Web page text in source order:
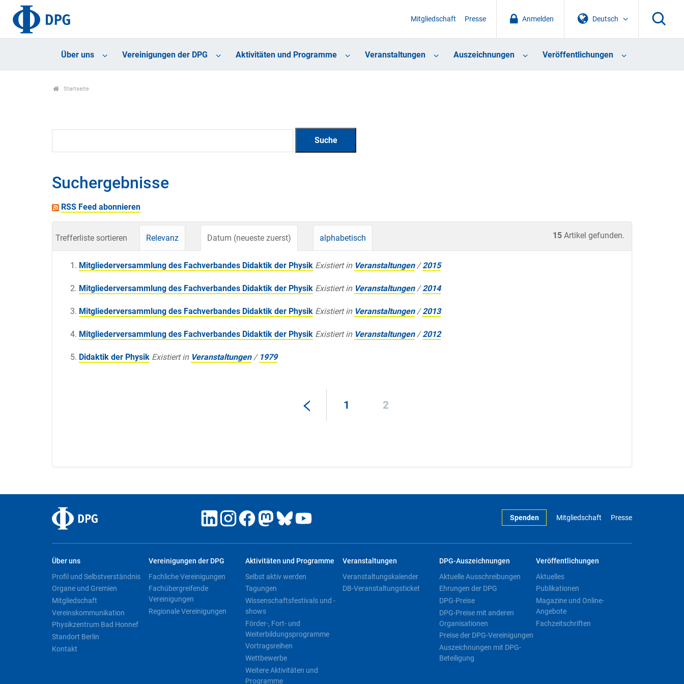
Deutsch
Anmelden
Mitgliedschaft Presse
Über uns Vereinigungen der DPG Aktivitäten und Programme Veranstaltungen Auszeichnungen Veröffentlichungen
Startseite
Suchergebnisse
RSS Feed abonnieren
15 Artikel gefunden.
Trefferliste sortieren Relevanz Datum (neueste zuerst) alphabetisch
Mitgliederversammlung des Fachverbandes Didaktik der Physik Existiert in Veranstaltungen /2015
Mitgliederversammlung des Fachverbandes Didaktik der Physik Existiert in Veranstaltungen /2014
Mitgliederversammlung des Fachverbandes Didaktik der Physik Existiert in Veranstaltungen /2013
Mitgliederversammlung des Fachverbandes Didaktik der Physik Existiert in Veranstaltungen /2012
Didaktik der Physik Existiert in Veranstaltungen / 1979
1 2
Spenden Mitgliedschaft Presse
Über uns
Profil und Selbstverständnis
Organe und Gremien
Mitgliedschaft
Vereinskommunikation
Physikzentrum Bad Honnef
Standort Berlin
Kontakt
Vereinigungen der DPG
Fachliche Vereinigungen
Fachübergreifende
Vereinigungen
Regionale Vereinigungen
Aktivitäten und Programme
Selbst aktiv werden
Tagungen
Wissenschaftsfestivals und -
shows
Förder-, Fort- und
Weiterbildungsprogramme
Vortragsreihen
Wettbewerbe
Weitere Aktivitäten und
Programme
Veranstaltungen
Veranstaltungskalender
DB-Veranstaltungsticket
DPG-Auszeichnungen
Aktuelle Ausschreibungen
Ehrungen der DPG
DPG-Preise
DPG-Preise mit anderen
Organisationen
Preise der DPG-Vereinigungen
Auszeichnungen mit DPG-
Beteiligung
Veröffentlichungen
Aktuelles
Publikationen
Magazine und Online-
Angebote
Fachzeitschriften